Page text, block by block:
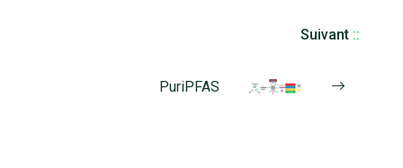
Suivant ::
PuriPFAS